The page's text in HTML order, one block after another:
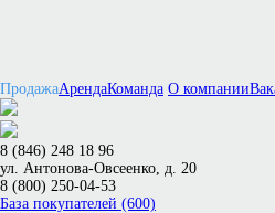
ПродажаАрендаКоманда О компании
8 (846) 248 18 96
ул. Антонова-Овсеенко, д. 20
8 (800) 250-04-53
База покупателей (600)